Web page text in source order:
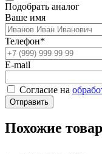
Подобрать аналог
Ваше имя
Телефон*
E-mail
Согласие на
Отправить
Похожие